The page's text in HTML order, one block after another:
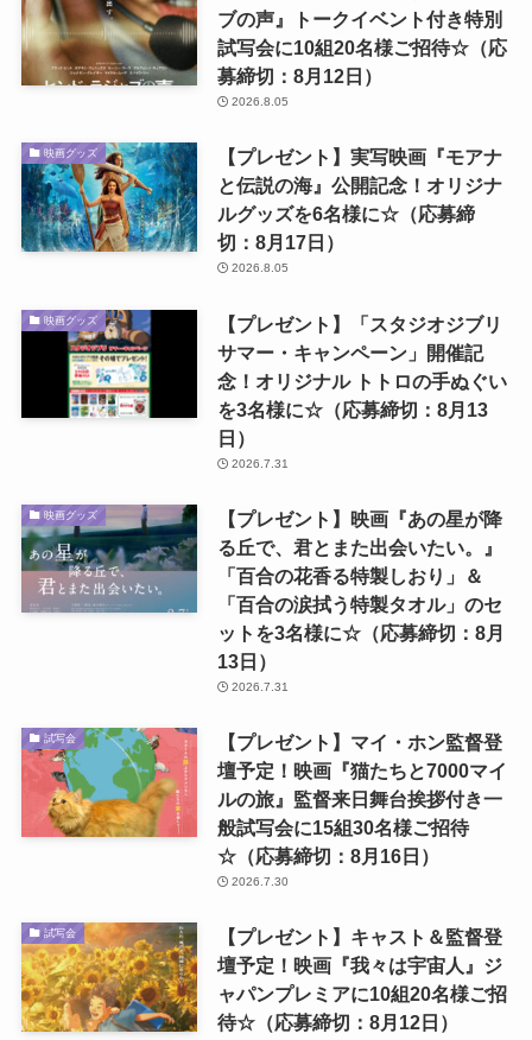
ブの声』トークイベント付き特別
試写会に10組20名様ご招待☆（応
募締切：8月12日）
2026.8.05
映画グッズ
【プレゼント】実写映画『モアナ
と伝説の海』公開記念！オリジナ
ルグッズを6名様に☆（応募締
切：8月17日）
2026.8.05
映画グッズ
【プレゼント】「スタジオジブリ
サマー・キャンペーン」開催記
念！オリジナル トトロの手ぬぐい
を3名様に☆（応募締切：8月13
日）
2026.7.31
映画グッズ
【プレゼント】映画『あの星が降
る丘で、君とまた出会いたい。』
「百合の花香る特製しおり」＆
「百合の涙拭う特製タオル」のセ
ットを3名様に☆（応募締切：8月
13日）
2026.7.31
試写会
【プレゼント】マイ・ホン監督登
壇予定！映画『猫たちと7000マイ
ルの旅』監督来日舞台挨拶付き一
般試写会に15組30名様ご招待
☆（応募締切：8月16日）
2026.7.30
試写会
【プレゼント】キャスト＆監督登
壇予定！映画『我々は宇宙人』ジ
ャパンプレミアに10組20名様ご招
待☆（応募締切：8月12日）